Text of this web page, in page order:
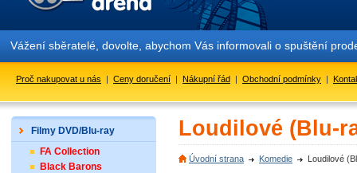
Vážení sběratelé, dovolte, abychom Vás informovali o spuštění
Proč nakupovat u nás | Ceny doručení | Nákupní řád | Obchodní podmínky |
Filmy DVD/Blu-ray
FA Collection
Black Barons
Loudilové (Blu-
Úvodní strana Komedie Loudilové